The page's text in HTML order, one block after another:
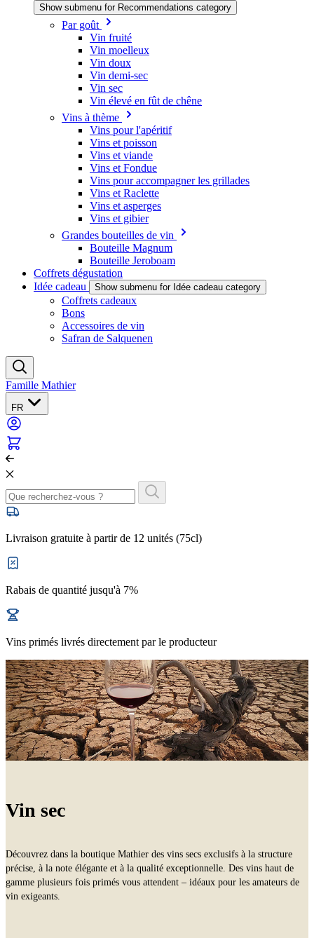
Show submenu for Recommendations category
Par goût
Vin fruité
Vin moelleux
Vin doux
Vin demi-sec
Vin sec
Vin élevé en fût de chêne
Vins à thème
Vins pour l'apéritif
Vins et poisson
Vins et viande
Vins et Fondue
Vins pour accompagner les grillades
Vins et Raclette
Vins et asperges
Vins et gibier
Grandes bouteilles de vin
Bouteille Magnum
Bouteille Jeroboam
Coffrets dégustation
Idée cadeau
Show submenu for Idée cadeau category
Coffrets cadeaux
Bons
Accessoires de vin
Safran de Salquenen
Famille Mathier
FR
Livraison gratuite à partir de 12 unités (75cl)
Rabais de quantité jusqu'à 7%
Vins primés livrés directement par le producteur
Vin sec
Découvrez dans la boutique Mathier des vins secs exclusifs à la structure
précise, à la note élégante et à la qualité exceptionnelle. Des vins haut de
gamme plusieurs fois primés vous attendent – idéaux pour les amateurs de
vin exigeants.